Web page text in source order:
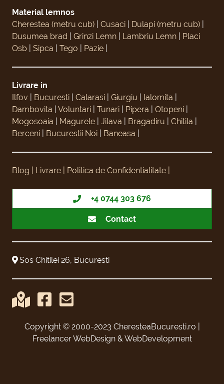
Material lemnos
Cherestea (metru cub)
Cusaci Dulapi (metru cub)
Dusumea brad
Grinzi Lemn Lambriu Lemn
Placi
Osb
Sipca Tego Pazie
Livrare in
Ilfov
Bucuresti Calarasi Giurgiu Ialomita
Dambovita
Voluntari Tunari Pipera Otopeni
Mogosoaia
Magurele Jilava Bragadiru Chitila
Berceni
Bucurestii Noi Baneasa
Blog | Livrare | Politica de Confidentialitate |
+4 0744 303 676
Contact
Sos Chitilei 26, Bucuresti
Copyright © 2000-2023 CheresteaBucuresti.ro
Freelancer WebDesign & WebDevelopment